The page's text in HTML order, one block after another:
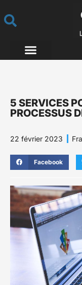
5 SERVICES
PROCESSUS
22 février 2023
Facebook